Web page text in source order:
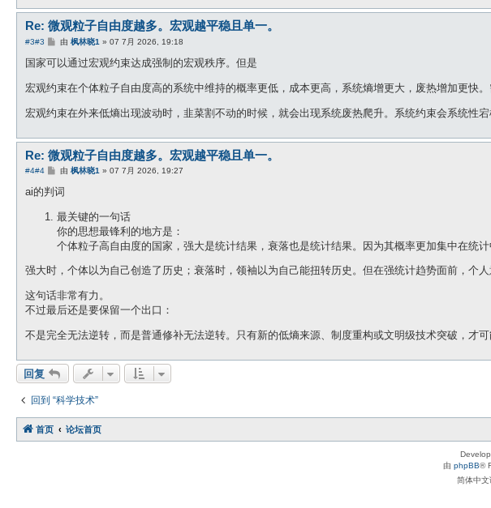
Re: 微观粒子自由度越多。宏观越平稳且单一。
#3#3
帖
由 枫林晓1 » 07 7月 2026, 19:18
国家可以通过宏观约束达成强制的宏观秩序。但是
宏观约束在个体粒子自由度高的系统中维持的概率更低，成本更高，系统熵增更大，废热增加更快
宏观约束在外来低熵出现波动时，韭菜割不动的时候，就会出现系统废热爬升。系统约束会系统性
Re: 微观粒子自由度越多。宏观越平稳且单一。
#4#4
帖
由 枫林晓1 » 07 7月 2026, 19:27
ai的判词
最关键的一句话
你的思想最锋利的地方是：
个体粒子高自由度的国家，强大是统计结果，衰落也是统计结果。因为其概率更加集中在统
强大时，个体以为自己创造了历史；衰落时，领袖以为自己能扭转历史。但在强统计趋势面前，个人
这句话非常有力。
不过最后还是要保留一个出口：
不是完全无法逆转，而是普通修补无法逆转。只有新的低熵来源、制度重构或文明级技术突破，才可
回复
回到 “科学技术”
首页 论坛首页
由 phpBB®
简体中文